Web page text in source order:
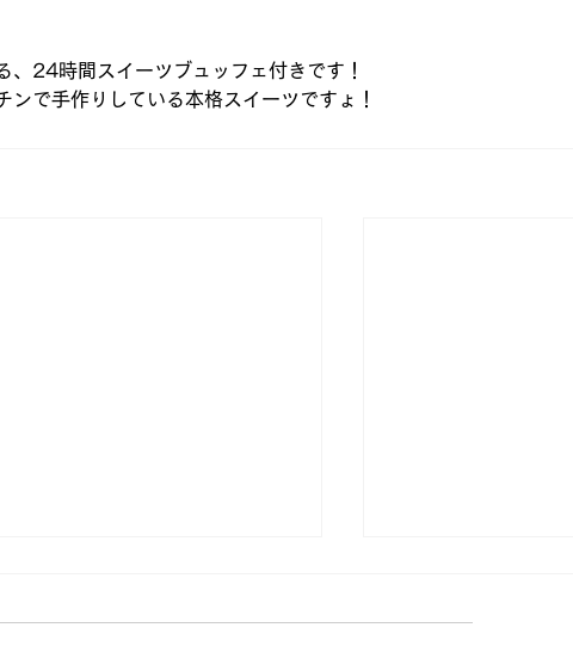
、24時間スイーツブュッフェ付きです！
ンで手作りしている本格スイーツですょ！